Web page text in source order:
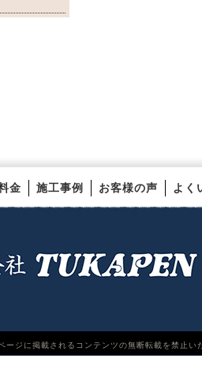
金 施工事例 お客様の声 よく
ージに掲載されるコンテンツの無断転載を禁